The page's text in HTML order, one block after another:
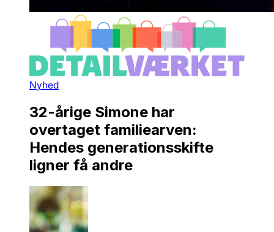
Nyhed
32-årige Simone har
overtaget familiearven:
Hendes generationsskifte
ligner få andre